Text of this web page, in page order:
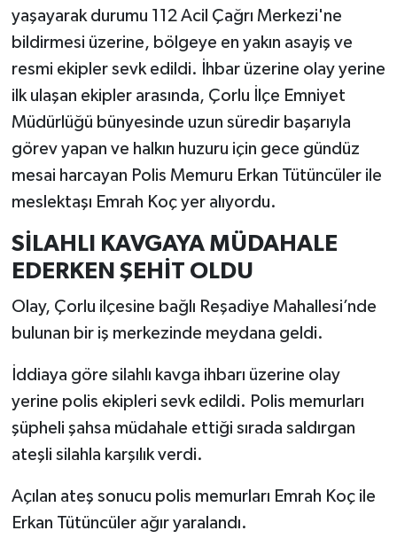
yaşayarak durumu 112 Acil Çağrı Merkezi'ne
bildirmesi üzerine, bölgeye en yakın asayiş ve
resmi ekipler sevk edildi. İhbar üzerine olay yerine
ilk ulaşan ekipler arasında, Çorlu İlçe Emniyet
Müdürlüğü bünyesinde uzun süredir başarıyla
görev yapan ve halkın huzuru için gece gündüz
mesai harcayan Polis Memuru Erkan Tütüncüler ile
meslektaşı Emrah Koç yer alıyordu.
SİLAHLI KAVGAYA MÜDAHALE
EDERKEN ŞEHİT OLDU
Olay, Çorlu ilçesine bağlı Reşadiye Mahallesi’nde
bulunan bir iş merkezinde meydana geldi.
İddiaya göre silahlı kavga ihbarı üzerine olay
yerine polis ekipleri sevk edildi. Polis memurları
şüpheli şahsa müdahale ettiği sırada saldırgan
ateşli silahla karşılık verdi.
Açılan ateş sonucu polis memurları Emrah Koç ile
Erkan Tütüncüler ağır yaralandı.